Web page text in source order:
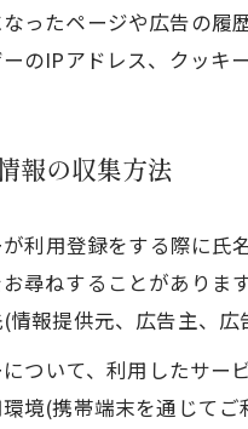
ったページや広告の履
のIPアドレス、クッキ
報の収集方法
利用登録をする際に
尋ねすることがありま
報提供元、広告主、広
ついて、利用したサー
境(携帯端末を通じて